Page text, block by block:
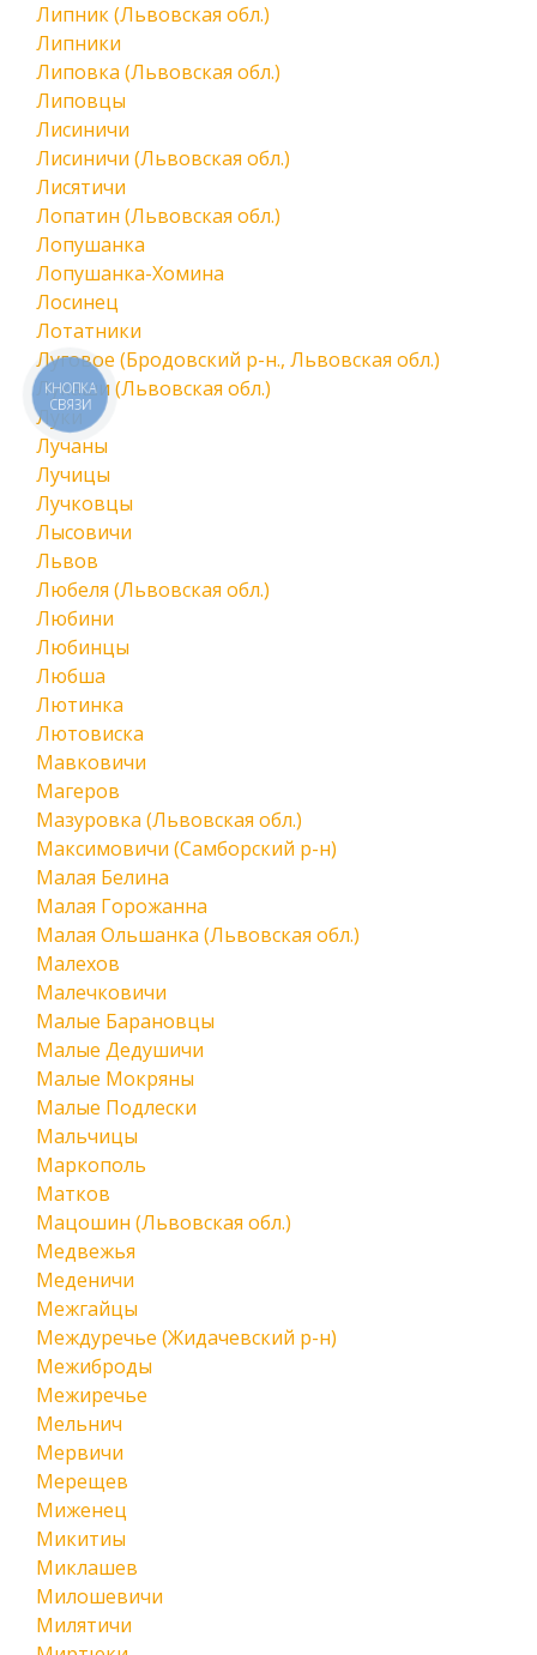
Липник (Львовская обл.)
Липники
Липовка (Львовская обл.)
Липовцы
Лисиничи
Лисиничи (Львовская обл.)
Лисятичи
Лопатин (Львовская обл.)
Лопушанка
Лопушанка-Хомина
Лосинец
Лотатники
Луговое (Бродовский р-н., Львовская обл.)
Лукаши (Львовская обл.)
Луки
Лучаны
Лучицы
Лучковцы
Лысовичи
Львов
Любеля (Львовская обл.)
Любини
Любинцы
Любша
Лютинка
Лютовиска
Мавковичи
Магеров
Мазуровка (Львовская обл.)
Максимовичи (Самборский р-н)
Малая Белина
Малая Горожанна
Малая Ольшанка (Львовская обл.)
Малехов
Малечковичи
Малые Барановцы
Малые Дедушичи
Малые Мокряны
Малые Подлески
Мальчицы
Маркополь
Матков
Мацошин (Львовская обл.)
Медвежья
Меденичи
Межгайцы
Междуречье (Жидачевский р-н)
Межиброды
Межиречье
Мельнич
Мервичи
Мерещев
Миженец
Микитиы
Миклашев
Милошевичи
Милятичи
КНОПКА
СВЯЗИ